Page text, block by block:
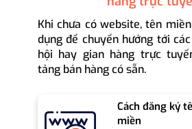
Khi chưa có website, tên
dụng để chuyển hướng tới
hội hay gian hàng trực
tảng bán hàng có sẵn.
Cách đăng ký
miền